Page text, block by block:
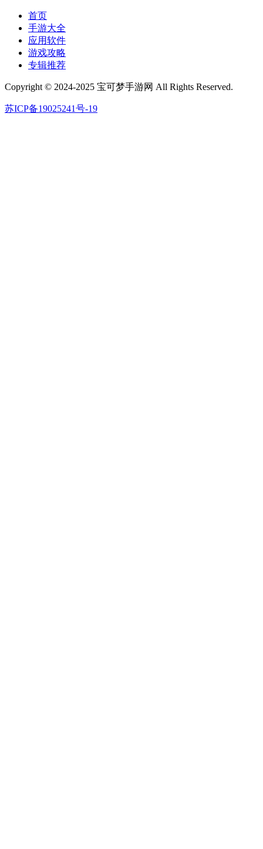
首页
手游大全
应用软件
游戏攻略
专辑推荐
Copyright © 2024-2025 宝可梦手游网 All Rights Reserved.
苏ICP备19025241号-19